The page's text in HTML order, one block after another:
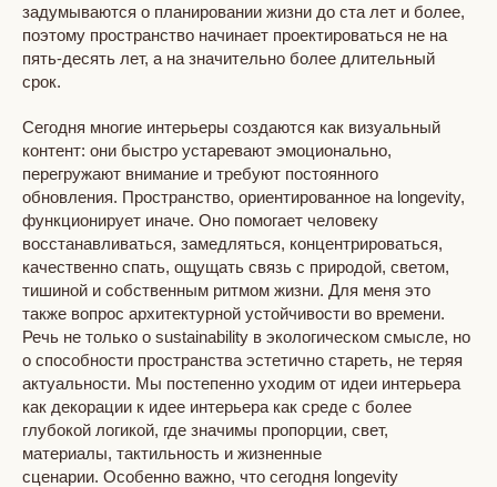
задумываются о планировании жизни до ста лет и более,
поэтому пространство начинает проектироваться не на
пять-десять лет, а на значительно более длительный
срок.
Сегодня многие интерьеры создаются как визуальный
контент: они быстро устаревают эмоционально,
перегружают внимание и требуют постоянного
обновления. Пространство, ориентированное на longevity,
функционирует иначе. Оно помогает человеку
восстанавливаться, замедляться, концентрироваться,
качественно спать, ощущать связь с природой, светом,
тишиной и собственным ритмом жизни. Для меня это
также вопрос архитектурной устойчивости во времени.
Речь не только о sustainability в экологическом смысле, но
о способности пространства эстетично стареть, не теряя
актуальности. Мы постепенно уходим от идеи интерьера
как декорации к идее интерьера как среде с более
глубокой логикой, где значимы пропорции, свет,
материалы, тактильность и жизненные
сценарии. Особенно важно, что сегодня longevity